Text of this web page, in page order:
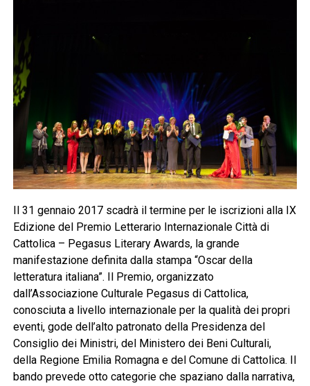
Il 31 gennaio 2017 scadrà il termine per le iscrizioni alla IX
Edizione del Premio Letterario Internazionale Città di
Cattolica – Pegasus Literary Awards, la grande
manifestazione definita dalla stampa “Oscar della
letteratura italiana”. Il Premio, organizzato
dall’Associazione Culturale Pegasus di Cattolica,
conosciuta a livello internazionale per la qualità dei propri
eventi, gode dell’alto patronato della Presidenza del
Consiglio dei Ministri, del Ministero dei Beni Culturali,
della Regione Emilia Romagna e del Comune di Cattolica. Il
bando prevede otto categorie che spaziano dalla narrativa,